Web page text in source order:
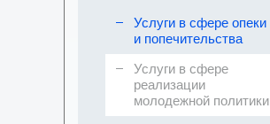
Услуги в сфере опеки
и попечительства
Услуги в сфере
реализации
молодежной политики